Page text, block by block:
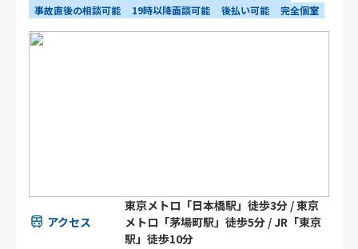
事故直後の相談可能
19時以降面談可能 後払い可能 完全個室
アクセス
東京メトロ「日本橋駅」徒歩3分 / 東京
メトロ「茅場町駅」徒歩5分 / JR「東京
駅」徒歩10分